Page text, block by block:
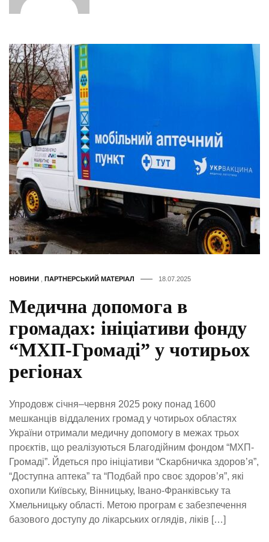
НОВИНИ ПАРТНЕРСЬКИЙ МАТЕРІАЛ 18.07.2025
Медична допомога в
громадах: ініціативи фонду
“МХП-Громаді” у чотирьох
регіонах
Упродовж січня–червня 2025 року понад 1600
мешканців віддалених громад у чотирьох областях
України отримали медичну допомогу в межах трьох
проєктів, що реалізуються Благодійним фондом “МХП-
Громаді”. Йдеться про ініціативи “Скарбничка здоров’я”,
“Доступна аптека” та “Подбай про своє здоров’я”, які
охопили Київську, Вінницьку, Івано-Франківську та
Хмельницьку області. Метою програм є забезпечення
базового доступу до лікарських оглядів, ліків […]